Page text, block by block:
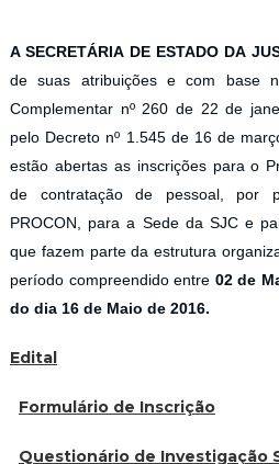
A SECRETÁRIA DE ESTADO DA
de suas atribuições e com base
Complementar nº 260 de 22 de
pelo Decreto nº 1.545 de 16 de
estão abertas as inscrições para o
de contratação de pessoal, por
PROCON, para a Sede da SJC e
que fazem parte da estrutura
período compreendido entre 02 de
do dia 16 de Maio de 2016.
Edital
Formulário de Inscrição
Questionário de Investigação